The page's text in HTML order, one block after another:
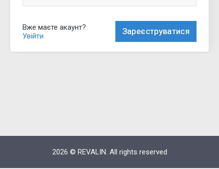
Вже маєте акаунт?
Увійти
2026 © REVALIN. All rights reserved